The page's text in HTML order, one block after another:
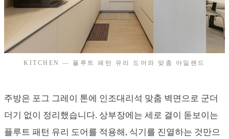
KITCHEN — 플루트 패턴 유리 도어와 맞춤 아일랜드
주방은 포그 그레이 톤에 인조대리석 맞춤 벽면으로 군더
더기 없이 정리했습니다. 상부장에는 세로 결이 돋보이는
플루트 패턴 유리 도어를 적용해, 식기를 진열하는 것만으